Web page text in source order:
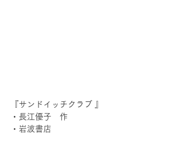
『サンドイッチクラブ 』
・長江優子　作
・岩波書店